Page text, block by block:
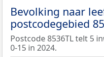
Bevolking naar
postcodegebied
Postcode 8536TL telt 5
0-15 in 2024.